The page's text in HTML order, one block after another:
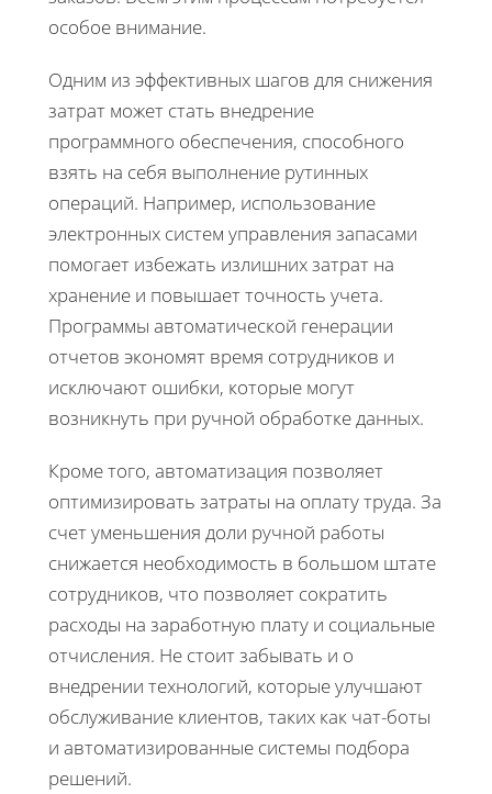
особое внимание.
Одним из эффективных шагов для снижения
затрат может стать внедрение
программного обеспечения, способного
взять на себя выполнение рутинных
операций. Например, использование
электронных систем управления запасами
помогает избежать излишних затрат на
хранение и повышает точность учета.
Программы автоматической генерации
отчетов экономят время сотрудников и
исключают ошибки, которые могут
возникнуть при ручной обработке данных.
Кроме того, автоматизация позволяет
оптимизировать затраты на оплату труда. За
счет уменьшения доли ручной работы
снижается необходимость в большом штате
сотрудников, что позволяет сократить
расходы на заработную плату и социальные
отчисления. Не стоит забывать и о
внедрении технологий, которые улучшают
обслуживание клиентов, таких как чат-боты
и автоматизированные системы подбора
решений.